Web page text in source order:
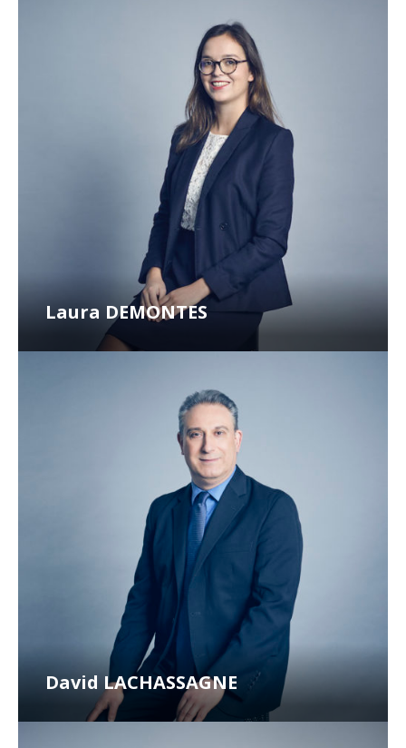
Laura DEMONTES
David LACHASSAGNE